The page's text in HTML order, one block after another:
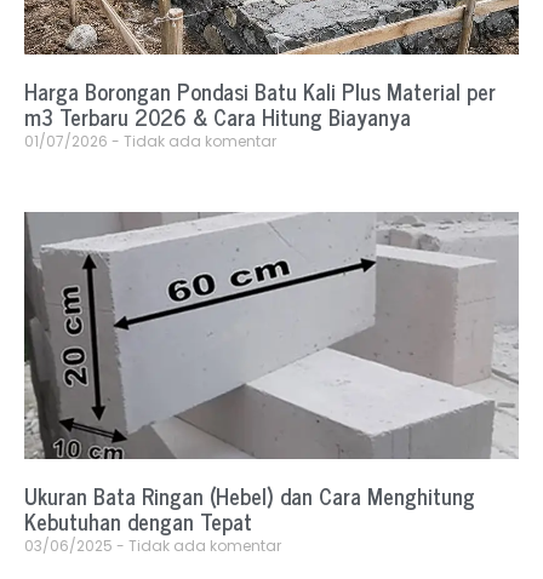
Harga Borongan Pondasi Batu Kali Plus Material per
m3 Terbaru 2026 & Cara Hitung Biayanya
01/07/2026 Tidak ada komentar
Ukuran Bata Ringan (Hebel) dan Cara Menghitung
Kebutuhan dengan Tepat
03/06/2025 Tidak ada komentar